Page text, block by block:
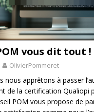
vous dit tout !
OlivierPommeret
nous apprêtons à passer
de la certification Qualiopi
POM vous propose de